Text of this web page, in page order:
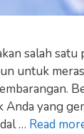
salah
untuk
yang
… Read